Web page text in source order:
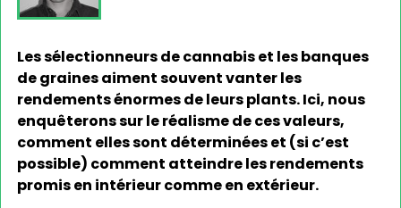
Les sélectionneurs de cannabis et les banques
de graines aiment souvent vanter les
rendements énormes de leurs plants. Ici, nous
enquêterons sur le réalisme de ces valeurs,
comment elles sont déterminées et (si c’est
possible) comment atteindre les rendements
promis en intérieur comme en extérieur.